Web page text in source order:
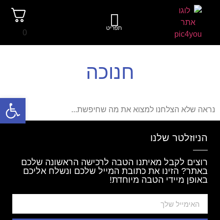
תפריט
0
חנוכה
נראה שלא הצלחנו למצוא את מה שחיפשת...
הניוזלטר שלנו
רוצים לקבל מאיתנו הטבה לרכישה הראשונה שלכם
באתר? הזינו את כתובת המייל שלכם ונשלח אליכם
באופן מיידי הטבה מיוחדת!
פתח